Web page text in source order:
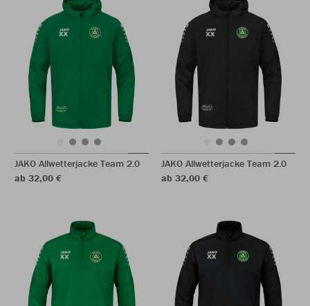
JAKO Allwetterjacke Team 2.0
ab 32,00 €
JAKO Allwetterjacke Team 2.0
ab 32,00 €